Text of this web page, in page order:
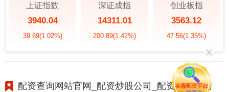
上证指数
3940.04
39.69(1.02%)
深证成指
14311.01
200.89(1.42%)
创业板指
3563.12
47.56(1.35%)
配资查询网站官网_配资炒股公司_配资炒股官网